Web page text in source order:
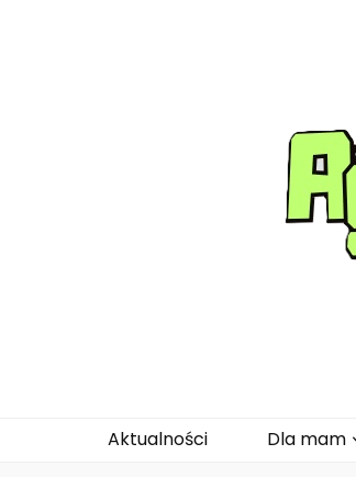
Aktualności Dla mam